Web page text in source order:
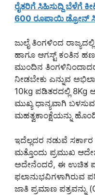
ರೈತರಿಗೆ ಸಿಹಿಸುದ್ದಿ ಬೆಳೆಗೆ
600 ರೂಪಾಯಿ ಡ್ರೋನ್
ಜುಲೈ ತಿಂಗಳಿಂದ
ಹಾಗೂ ಆಗಸ್ಟ್ ಕಂತಿನ
ಮುಂದಿನ
ನೀಡಬೇಕು ಎನ್ನುವ
10kg ಪಡಿತರದಲ್ಲಿ 8Kg
ಮುಖ್ಯ ಧಾನ್ಯವಾಗಿ ಬಳಸುವ
ಮಹತ್ವಕಾಂಕ್ಷೆಯನ್ನು
ಇದೆಲ್ಲದರ ನಡುವೆ
ಮತ್ತೊಂದು ಪ್ರಮುಖ
ಅದೇನೆಂದರೆ, ಈ ಉಚಿತ
ಫಲಾನುಭವಿಗಳಾಗಿರುವ
ಜಾತಿ ಪ್ರಮಾಣ ಪತ್ರವನ್ನು